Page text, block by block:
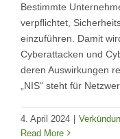
Bestimmte
verpflichtet,
einzuführen. Damit
Cyberattacken und
deren Auswirkungen
„NIS“ steht für
4. April 2024 |
Read More